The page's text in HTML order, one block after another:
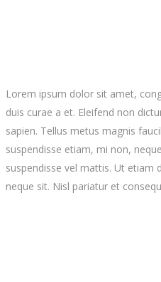
Lorem ipsum dolor sit amet,
duis curae a et. Eleifend non
sapien. Tellus metus magnis
suspendisse etiam, mi non,
suspendisse vel mattis. Ut etiam
neque sit. Nisl pariatur et